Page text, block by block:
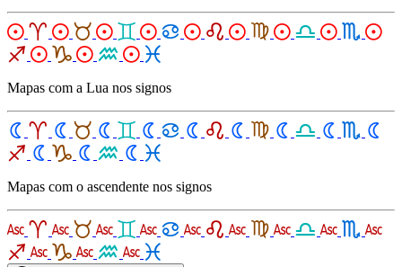
Mapas com a Lua nos signos
Mapas com o ascendente nos signos